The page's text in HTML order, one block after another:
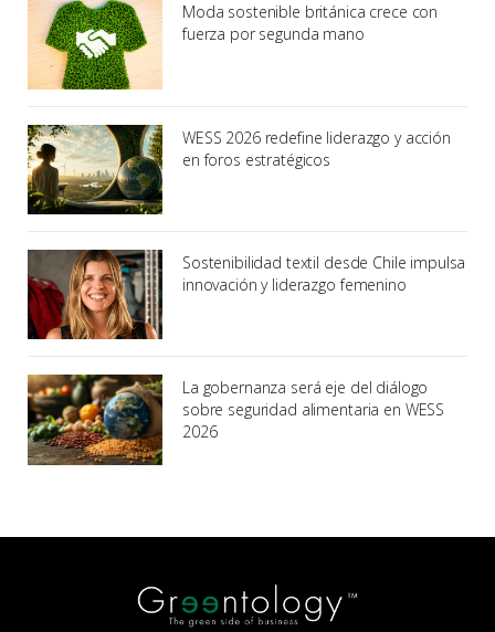
Moda sostenible británica crece con
fuerza por segunda mano
WESS 2026 redefine liderazgo y acción
en foros estratégicos
Sostenibilidad textil desde Chile impulsa
innovación y liderazgo femenino
La gobernanza será eje del diálogo
sobre seguridad alimentaria en WESS
2026